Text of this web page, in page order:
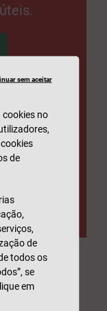
para
sem aceitar
no
de
de
todos os
se
em